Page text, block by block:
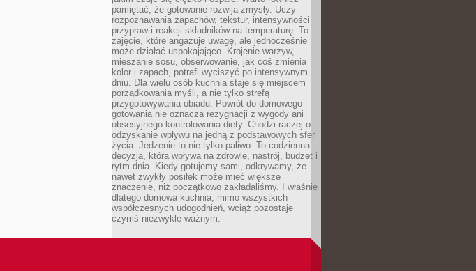
pamiętać, że gotowanie rozwija zmysły. Uczy
rozpoznawania zapachów, tekstur, intensywności
przypraw i reakcji składników na temperaturę. To
zajęcie, które angażuje uwagę, ale jednocześnie
może działać uspokajająco. Krojenie warzyw,
mieszanie sosu, obserwowanie, jak coś zmienia
kolor i zapach, potrafi wyciszyć po intensywnym
dniu. Dla wielu osób kuchnia staje się miejscem
porządkowania myśli, a nie tylko strefą
przygotowywania obiadu. Powrót do domowego
gotowania nie oznacza rezygnacji z wygody ani
obsesyjnego kontrolowania diety. Chodzi raczej o
odzyskanie wpływu na jedną z podstawowych sfer
życia. Jedzenie to nie tylko paliwo. To codzienna
decyzja, która wpływa na zdrowie, nastrój, budżet i
rytm dnia. Kiedy gotujemy sami, odkrywamy, że
nawet zwykły posiłek może mieć większe
znaczenie, niż początkowo zakładaliśmy. I właśnie
dlatego domowa kuchnia, mimo wszystkich
współczesnych udogodnień, wciąż pozostaje
czymś niezwykle ważnym.